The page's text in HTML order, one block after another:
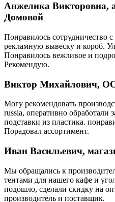
Анжелика Викторовна,
Домовой
Понравилось сотрудничество
рекламную вывеску и короб.
Понравилось вежливое и
Рекомендую.
Виктор Михайлович,
Могу рекомендовать
russia, оперативно обработали
подставки из пластика.
Порадовал ассортимент.
Иван Васильевич,
Мы обращались к
тентами для нашего кафе и
подошло, сделали скидку на
производитель и поставщик.